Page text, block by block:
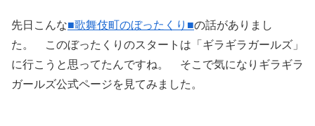
先日こんな■歌舞伎町のぼったくり■の話がありまし
た。 このぼったくりのスタートは「ギラギラガールズ」
に行こうと思ってたんですね。 そこで気になりギラギラ
ガールズ公式ページを見てみました。